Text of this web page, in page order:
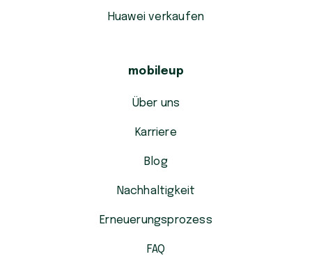
Huawei verkaufen
mobileup
Über uns
Karriere
Blog
Nachhaltigkeit
Erneuerungsprozess
FAQ